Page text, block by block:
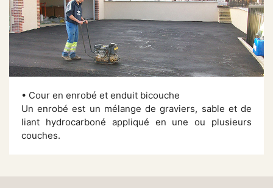
• Cour en enrobé et enduit bicouche
Un enrobé est un mélange de graviers, sable et de
liant hydrocarboné appliqué en une ou plusieurs
couches.